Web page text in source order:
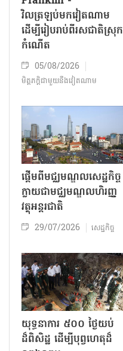
វិលត្រឡប់មកវៀតណាម
ដើម្បីរៀបរាប់ពីរសជាតិស្រុក
កំណើត
05/08/2026
មិត្តភក្តិជាមួយនឹងវៀតណាម
ផ្តើមពីមជ្ឈមណ្ឌលសេដ្ឋកិច្ច
ក្លាយជាមជ្ឈមណ្ឌលហិរញ្ញ
វត្ថុអន្តរជាតិ
29/07/2026 សេដ្ឋកិច្ច
យុទ្ធនាការ ៥០០ ថ្ងៃយប់
ដ៏ពិសិដ្ឋ ដើម្បីបុព្វហេតុដ៏